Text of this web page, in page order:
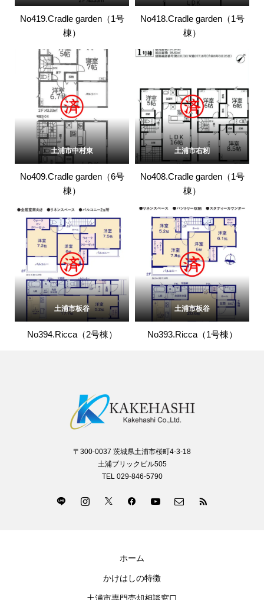
No419.Cradle garden（1号
棟）
No418.Cradle garden（1号
棟）
土浦市中村東
No409.Cradle garden（6号
棟）
土浦市右籾
No408.Cradle garden（1号
棟）
土浦市板谷
No394.Ricca（2号棟）
土浦市板谷
No393.Ricca（1号棟）
〒300-0037 茨城県土浦市桜町4-3-18
土浦ブリックビル505
TEL 029-846-5790
ホーム
かけはしの特徴
土浦市専門売却相談窓口